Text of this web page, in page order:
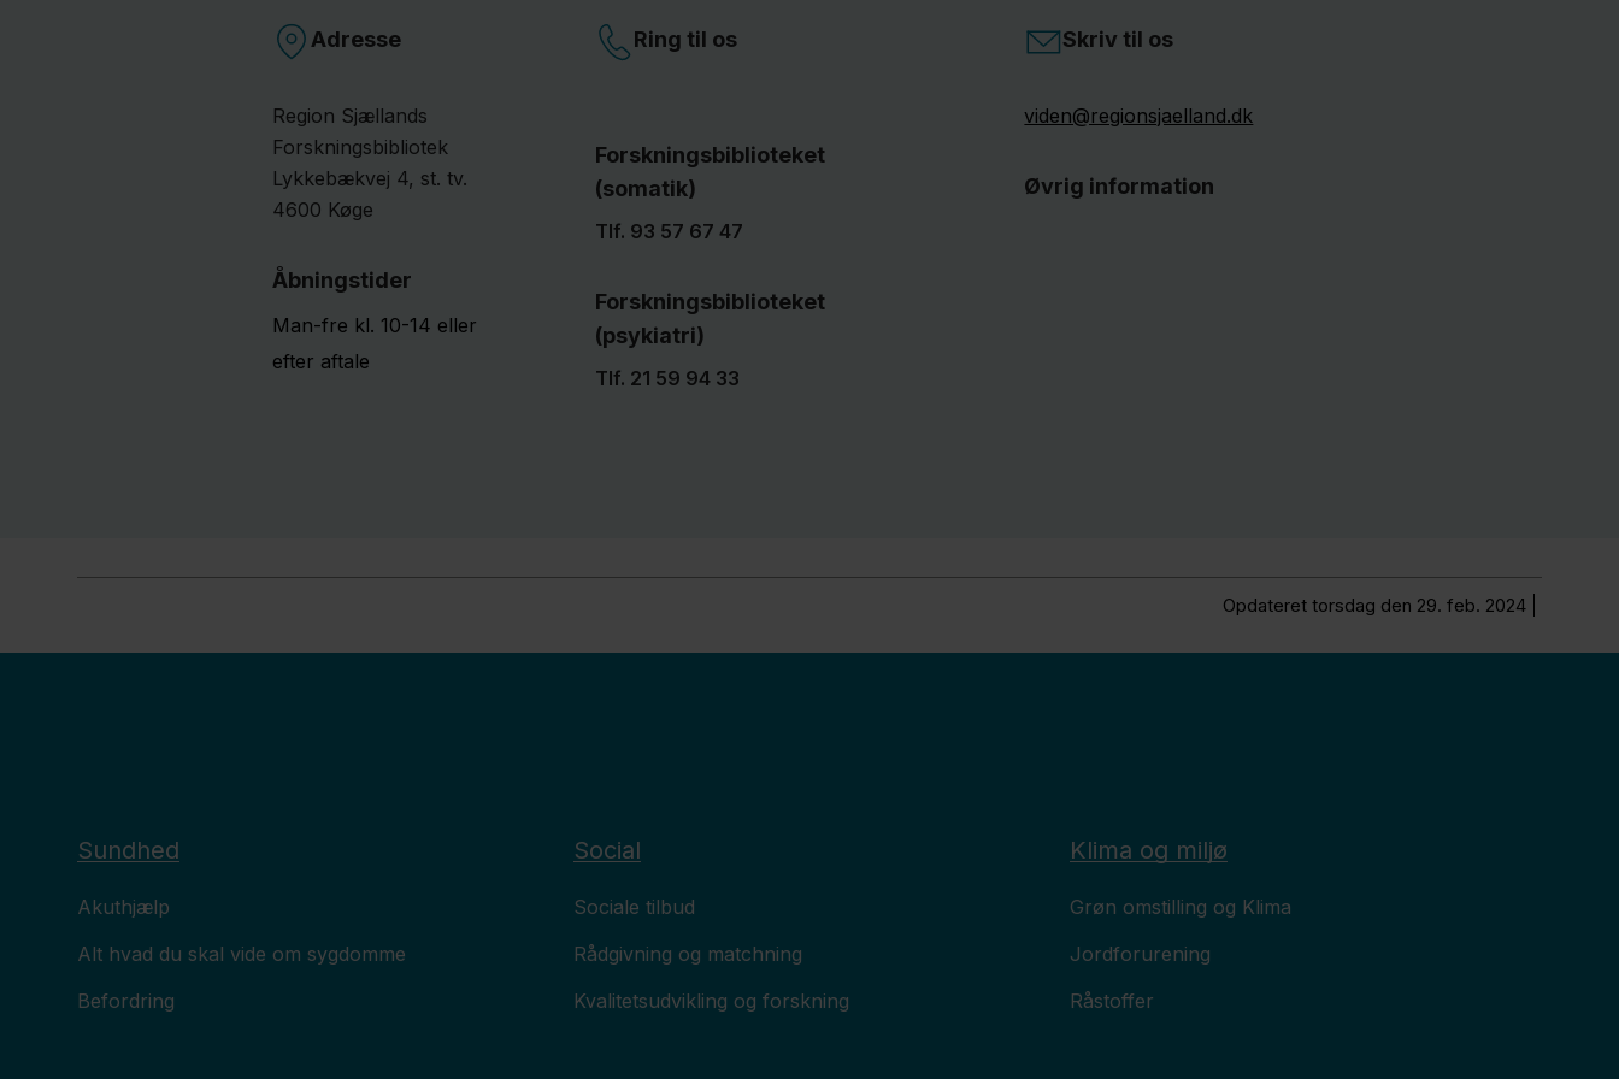
Adresse
Region Sjællands
Forskningsbibliotek
Lykkebækvej 4, st. tv.
4600 Køge
Åbningstider
Man-fre kl. 10-14 eller
efter aftale
Ring til os
Forskningsbiblioteket
(somatik)
Tlf. 93 57 67 47
Forskningsbiblioteket
(psykiatri)
Tlf. 21 59 94 33
Skriv til os
viden@regionsjaelland.dk
Øvrig information
Opdateret torsdag den 29. feb. 2024
Sundhed
Akuthjælp
Alt hvad du skal vide om sygdomme
Befordring
Social
Sociale tilbud
Rådgivning og matchning
Kvalitetsudvikling og forskning
Klima og miljø
Grøn omstilling og Klima
Jordforurening
Råstoffer